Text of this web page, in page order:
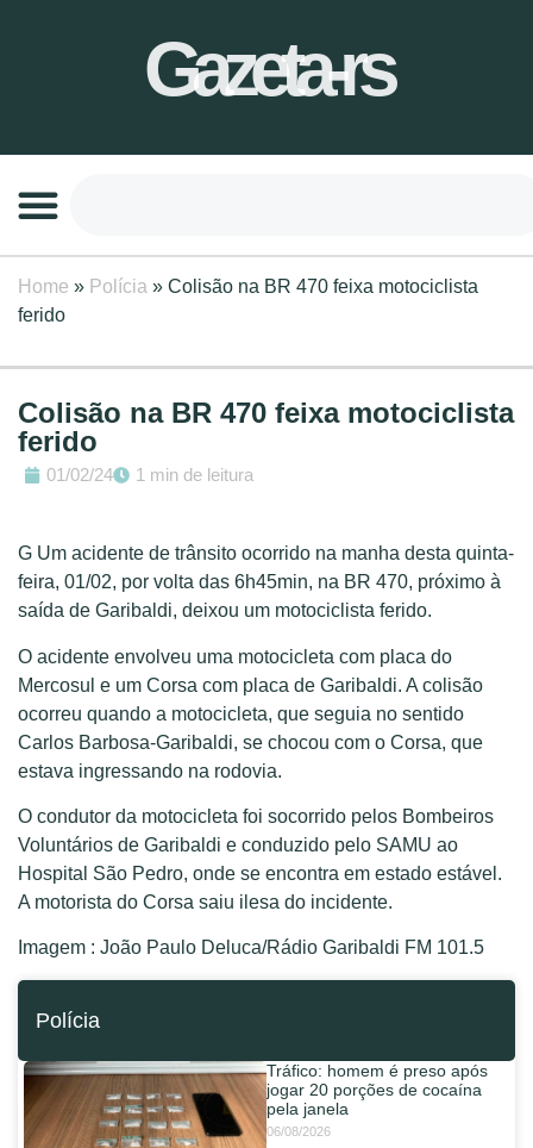
Gazeta-rs
Home » Polícia » Colisão na BR 470 feixa motociclista
ferido
Colisão na BR 470 feixa motociclista
ferido
01/02/24 1 min de leitura
G Um acidente de trânsito ocorrido na manha desta quinta-
feira, 01/02, por volta das 6h45min, na BR 470, próximo à
saída de Garibaldi, deixou um motociclista ferido.
O acidente envolveu uma motocicleta com placa do
Mercosul e um Corsa com placa de Garibaldi. A colisão
ocorreu quando a motocicleta, que seguia no sentido
Carlos Barbosa-Garibaldi, se chocou com o Corsa, que
estava ingressando na rodovia.
O condutor da motocicleta foi socorrido pelos Bombeiros
Voluntários de Garibaldi e conduzido pelo SAMU ao
Hospital São Pedro, onde se encontra em estado estável.
A motorista do Corsa saiu ilesa do incidente.
Imagem : João Paulo Deluca/Rádio Garibaldi FM 101.5
Polícia
Tráfico: homem é preso após
jogar 20 porções de cocaína
pela janela
06/08/2026